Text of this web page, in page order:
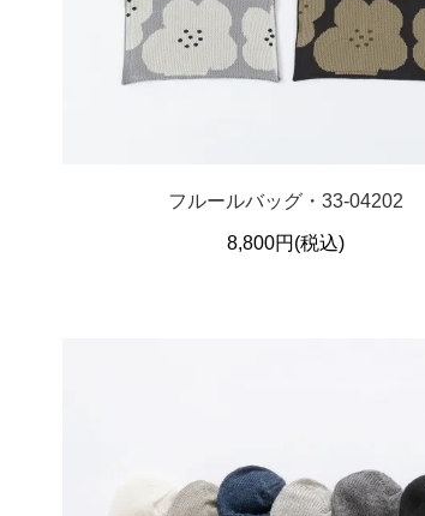
フルールバッグ・33-04202
8,800円(税込)